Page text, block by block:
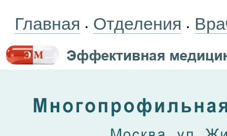
Главная • Отделения •